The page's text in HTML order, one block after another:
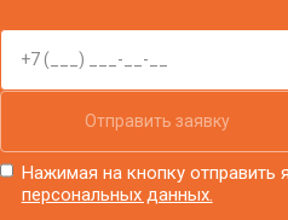
Замена блока розжига
Отправить заявку
Нажимая на кнопку отправить
персональных данных.